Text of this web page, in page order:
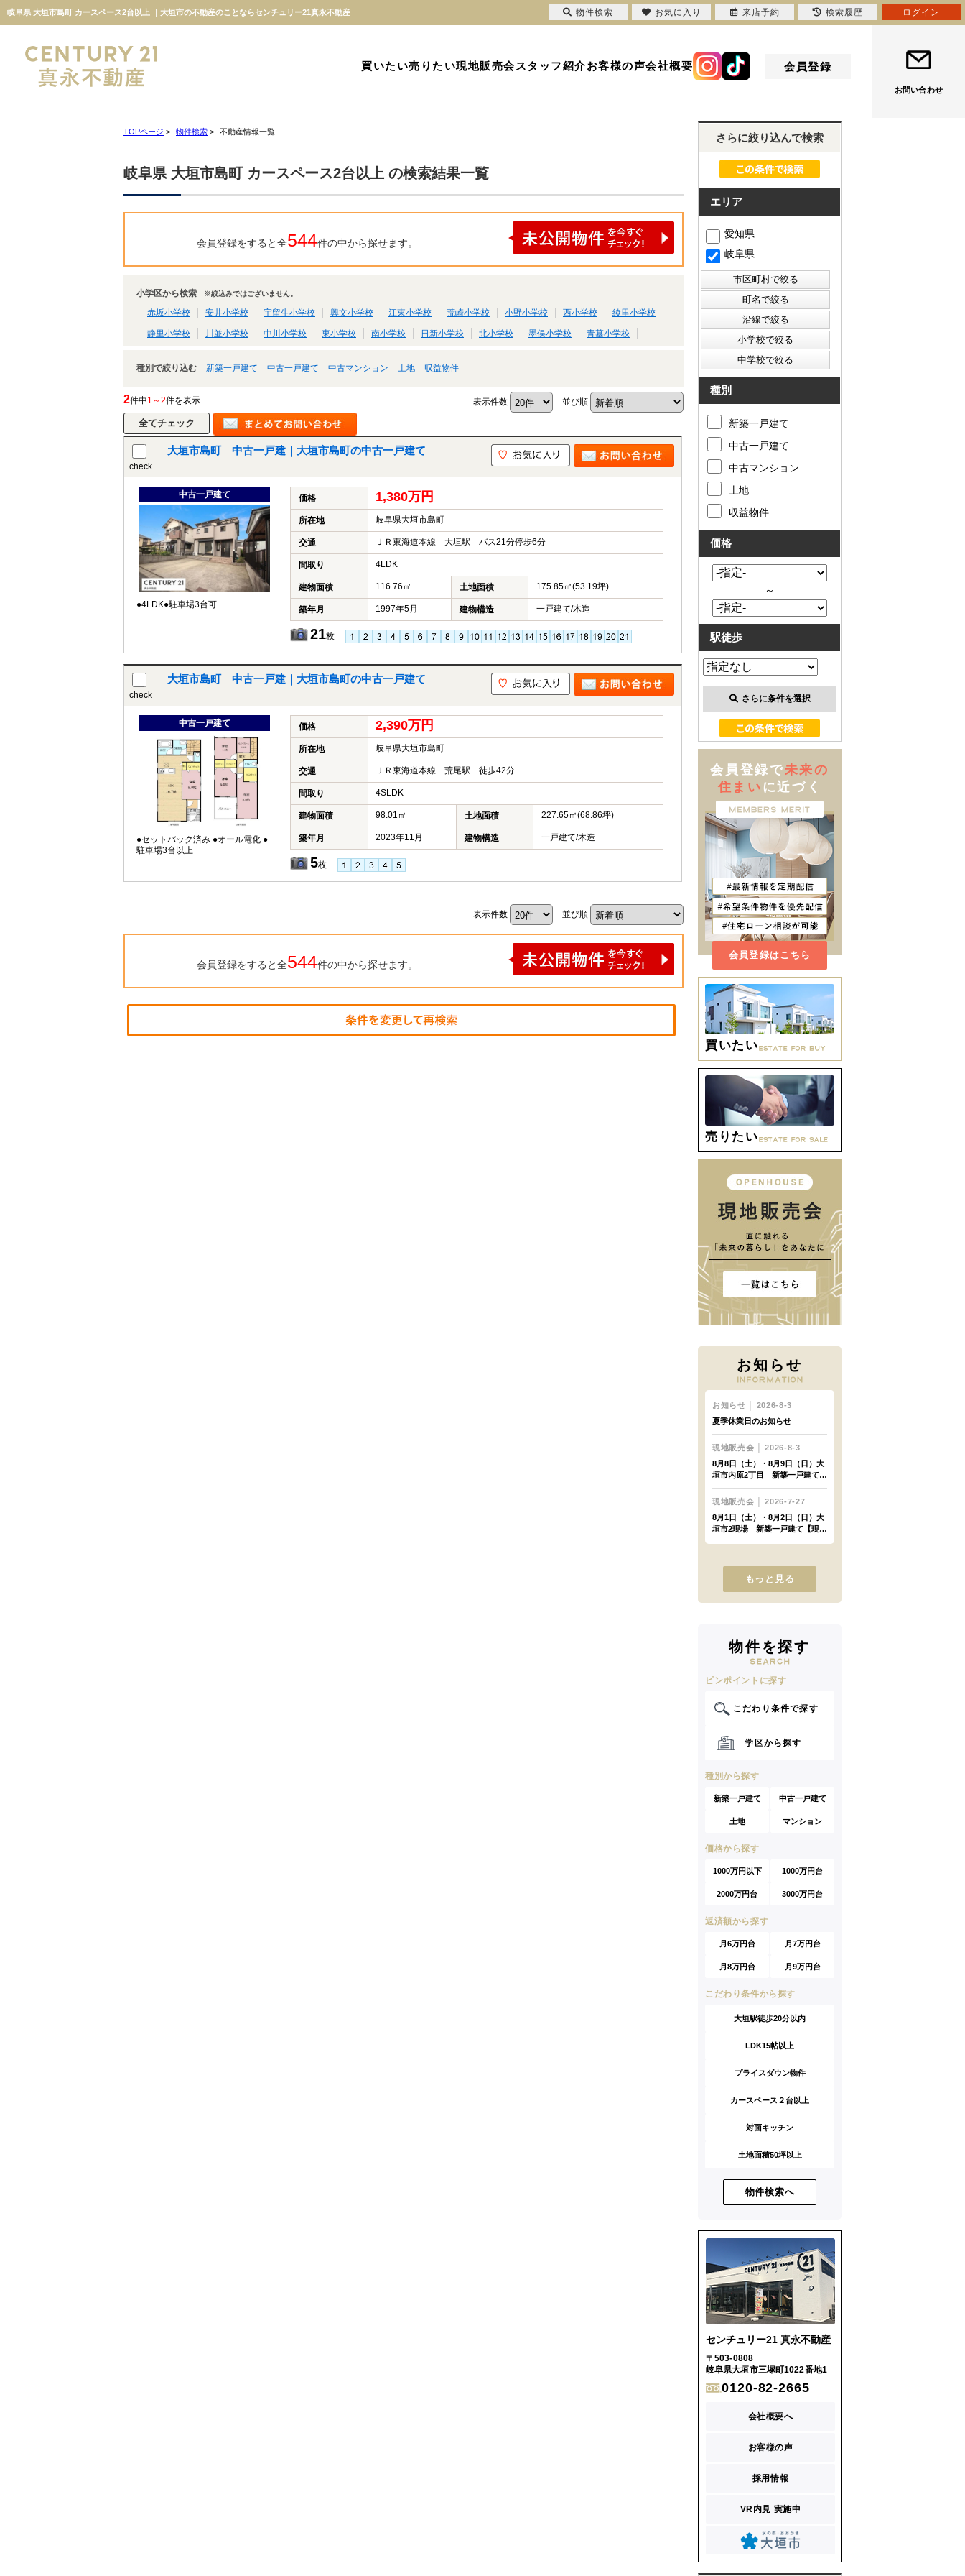
岐阜県 大垣市島町 カースペース2台以上 ｜大垣市の不動産のことならセンチュリー21真永不動産
買いたい売りたい現地販売会スタッフ紹介お客様の声会社概要 会員登録
お問い合わせ
TOPページ > 物件検索 > 不動産情報一覧
岐阜県 大垣市島町 カースペース2台以上 の検索結果一覧
会員登録をすると全544件の中から探せます。
小学区から検索 ※絞込みではございません。
赤坂小学校 安井小学校 宇留生小学校 興文小学校 江東小学校 荒崎小学校 小野小学校 西小学校 綾里小学校
静里小学校 川並小学校 中川小学校 東小学校 南小学校 日新小学校 北小学校 墨俣小学校 青墓小学校
種別で絞り込む 新築一戸建て 中古一戸建て 中古マンション 土地 収益物件
2件中1～2件を表示 表示件数 並び順
check
大垣市島町 中古一戸建｜大垣市島町の中古一戸建て
中古一戸建て
●4LDK●駐車場3台可
価格 1,380万円
所在地 岐阜県大垣市島町
交通 ＪＲ東海道本線 大垣駅 バス21分停歩6分
間取り 4LDK
建物面積 116.76㎡ 土地面積 175.85㎡(53.19坪)
築年月 1997年5月 建物構造 一戸建て/木造
21枚
check
大垣市島町 中古一戸建｜大垣市島町の中古一戸建て
中古一戸建て
●セットバック済み ●オール電化 ●
駐車場3台以上
価格 2,390万円
所在地 岐阜県大垣市島町
交通 ＪＲ東海道本線 荒尾駅 徒歩42分
間取り 4SLDK
建物面積 98.01㎡ 土地面積 227.65㎡(68.86坪)
築年月 2023年11月 建物構造 一戸建て/木造
5枚
表示件数 並び順
会員登録をすると全544件の中から探せます。
さらに絞り込んで検索
エリア
愛知県
岐阜県
種別
新築一戸建て
中古一戸建て
中古マンション
土地
収益物件
価格
～
駅徒歩
さらに条件を選択
会員登録で未来の
住まい に近づく
会員登録はこちら
買いたい
売りたい
お知らせ
もっと見る
物件を探す
ピンポイントに探す
こだわり条件で探す
学区から探す
種別から探す
新築一戸建て 中古一戸建て
土地 マンション
価格から探す
1000万円以下 1000万円台
2000万円台 3000万円台
返済額から探す
月6万円台 月7万円台
月8万円台 月9万円台
こだわり条件から探す
大垣駅徒歩20分以内
LDK15帖以上
プライスダウン物件
カースペース２台以上
対面キッチン
土地面積50坪以上
物件検索へ
センチュリー21 真永不動産
〒503-0808
岐阜県大垣市三塚町1022番地1
0120-82-2665
会社概要へ
お客様の声
採用情報
VR内見 実施中
物件検索 お気に入り 来店予約 検索履歴 ログイン